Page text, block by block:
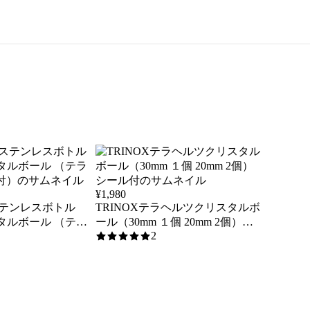
ンレスボトル
ルボール （テラ
¥1,980
TRINOXテラヘルツクリスタルボ
ール（30mm １個 20mm 2個）シ
ール付
5/5 2